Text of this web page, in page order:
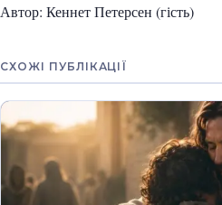
Автор: Кеннет Петерсен (гість)
СХОЖІ ПУБЛІКАЦІЇ